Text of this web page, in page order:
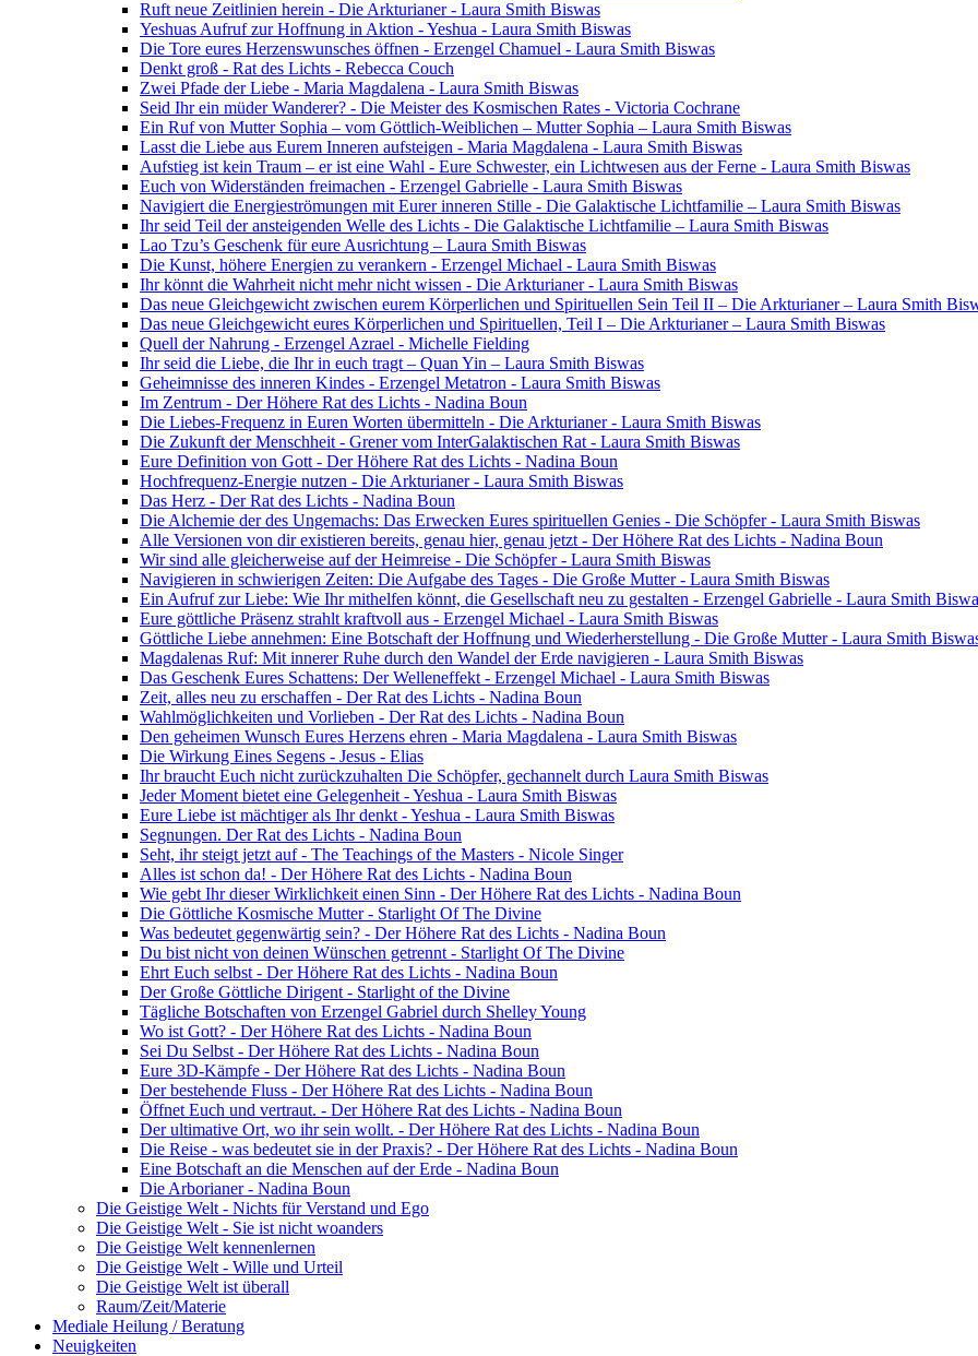
Ruft neue Zeitlinien herein - Die Arkturianer - Laura Smith Biswas
Yeshuas Aufruf zur Hoffnung in Aktion - Yeshua - Laura Smith Biswas
Die Tore eures Herzenswunsches öffnen - Erzengel Chamuel - Laura Smith Biswas
Denkt groß - Rat des Lichts - Rebecca Couch
Zwei Pfade der Liebe - Maria Magdalena - Laura Smith Biswas
Seid Ihr ein müder Wanderer? - Die Meister des Kosmischen Rates - Victoria Cochrane
Ein Ruf von Mutter Sophia – vom Göttlich-Weiblichen – Mutter Sophia – Laura Smith Biswas
Lasst die Liebe aus Eurem Inneren aufsteigen - Maria Magdalena - Laura Smith Biswas
Aufstieg ist kein Traum – er ist eine Wahl - Eure Schwester, ein Lichtwesen aus der Ferne - Laura Smith Biswas
Euch von Widerständen freimachen - Erzengel Gabrielle - Laura Smith Biswas
Navigiert die Energieströmungen mit Eurer inneren Stille - Die Galaktische Lichtfamilie – Laura Smith Biswas
Ihr seid Teil der ansteigenden Welle des Lichts - Die Galaktische Lichtfamilie – Laura Smith Biswas
Lao Tzu’s Geschenk für eure Ausrichtung – Laura Smith Biswas
Die Kunst, höhere Energien zu verankern - Erzengel Michael - Laura Smith Biswas
Ihr könnt die Wahrheit nicht mehr nicht wissen - Die Arkturianer - Laura Smith Biswas
Das neue Gleichgewicht zwischen eurem Körperlichen und Spirituellen Sein Teil II – Die Arkturianer – Laura Smith
Das neue Gleichgewicht eures Körperlichen und Spirituellen, Teil I – Die Arkturianer – Laura Smith Biswas
Quell der Nahrung - Erzengel Azrael - Michelle Fielding
Ihr seid die Liebe, die Ihr in euch tragt – Quan Yin – Laura Smith Biswas
Geheimnisse des inneren Kindes - Erzengel Metatron - Laura Smith Biswas
Im Zentrum - Der Höhere Rat des Lichts - Nadina Boun
Die Liebes-Frequenz in Euren Worten übermitteln - Die Arkturianer - Laura Smith Biswas
Die Zukunft der Menschheit - Grener vom InterGalaktischen Rat - Laura Smith Biswas
Eure Definition von Gott - Der Höhere Rat des Lichts - Nadina Boun
Hochfrequenz-Energie nutzen - Die Arkturianer - Laura Smith Biswas
Das Herz - Der Rat des Lichts - Nadina Boun
Die Alchemie der des Ungemachs: Das Erwecken Eures spirituellen Genies - Die Schöpfer - Laura Smith Biswas
Alle Versionen von dir existieren bereits, genau hier, genau jetzt - Der Höhere Rat des Lichts - Nadina Boun
Wir sind alle gleicherweise auf der Heimreise - Die Schöpfer - Laura Smith Biswas
Navigieren in schwierigen Zeiten: Die Aufgabe des Tages - Die Große Mutter - Laura Smith Biswas
Ein Aufruf zur Liebe: Wie Ihr mithelfen könnt, die Gesellschaft neu zu gestalten - Erzengel Gabrielle - Laura Smith
Eure göttliche Präsenz strahlt kraftvoll aus - Erzengel Michael - Laura Smith Biswas
Göttliche Liebe annehmen: Eine Botschaft der Hoffnung und Wiederherstellung - Die Große Mutter - Laura Smith
Magdalenas Ruf: Mit innerer Ruhe durch den Wandel der Erde navigieren - Laura Smith Biswas
Das Geschenk Eures Schattens: Der Welleneffekt - Erzengel Michael - Laura Smith Biswas
Zeit, alles neu zu erschaffen - Der Rat des Lichts - Nadina Boun
Wahlmöglichkeiten und Vorlieben - Der Rat des Lichts - Nadina Boun
Den geheimen Wunsch Eures Herzens ehren - Maria Magdalena - Laura Smith Biswas
Die Wirkung Eines Segens - Jesus - Elias
Ihr braucht Euch nicht zurückzuhalten Die Schöpfer, gechannelt durch Laura Smith Biswas
Jeder Moment bietet eine Gelegenheit - Yeshua - Laura Smith Biswas
Eure Liebe ist mächtiger als Ihr denkt - Yeshua - Laura Smith Biswas
Segnungen. Der Rat des Lichts - Nadina Boun
Seht, ihr steigt jetzt auf - The Teachings of the Masters - Nicole Singer
Alles ist schon da! - Der Höhere Rat des Lichts - Nadina Boun
Wie gebt Ihr dieser Wirklichkeit einen Sinn - Der Höhere Rat des Lichts - Nadina Boun
Die Göttliche Kosmische Mutter - Starlight Of The Divine
Was bedeutet gegenwärtig sein? - Der Höhere Rat des Lichts - Nadina Boun
Du bist nicht von deinen Wünschen getrennt - Starlight Of The Divine
Ehrt Euch selbst - Der Höhere Rat des Lichts - Nadina Boun
Der Große Göttliche Dirigent - Starlight of the Divine
Tägliche Botschaften von Erzengel Gabriel durch Shelley Young
Wo ist Gott? - Der Höhere Rat des Lichts - Nadina Boun
Sei Du Selbst - Der Höhere Rat des Lichts - Nadina Boun
Eure 3D-Kämpfe - Der Höhere Rat des Lichts - Nadina Boun
Der bestehende Fluss - Der Höhere Rat des Lichts - Nadina Boun
Öffnet Euch und vertraut. - Der Höhere Rat des Lichts - Nadina Boun
Der ultimative Ort, wo ihr sein wollt. - Der Höhere Rat des Lichts - Nadina Boun
Die Reise - was bedeutet sie in der Praxis? - Der Höhere Rat des Lichts - Nadina Boun
Eine Botschaft an die Menschen auf der Erde - Nadina Boun
Die Arborianer - Nadina Boun
Die Geistige Welt - Nichts für Verstand und Ego
Die Geistige Welt - Sie ist nicht woanders
Die Geistige Welt kennenlernen
Die Geistige Welt - Wille und Urteil
Die Geistige Welt ist überall
Raum/Zeit/Materie
Mediale Heilung / Beratung
Neuigkeiten